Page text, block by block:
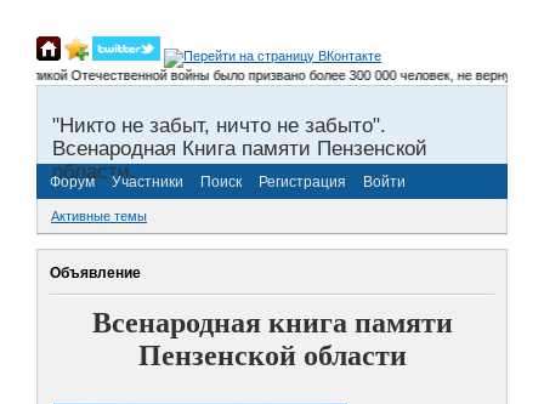
Отечественной войны было призвано более 300 000 человек, не вернулось
"Никто не забыт, ничто не забыто".
Всенародная Книга памяти Пензенской
области.
Форум Участники Поиск Регистрация Войти
Активные темы
Объявление
Всенародная книга памяти
Пензенской области